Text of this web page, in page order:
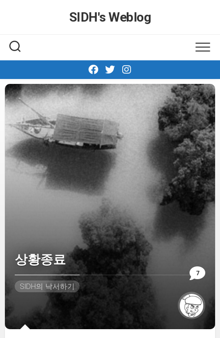
SIDH′s Weblog
7
상황종료
SIDH의 낙서하기